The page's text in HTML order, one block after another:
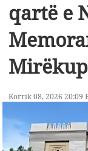
qartë e
Korrik 08, 2026 20:09